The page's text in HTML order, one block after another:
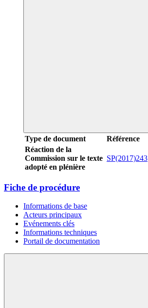
Type de document Référence
Réaction de la
Commission sur le texte
adopté en plénière
SP(2017)243
Fiche de procédure
Informations de base
Acteurs principaux
Evénements clés
Informations techniques
Portail de documentation